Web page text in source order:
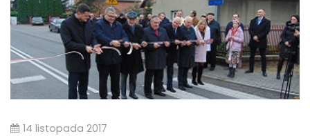
14 listopada 2017